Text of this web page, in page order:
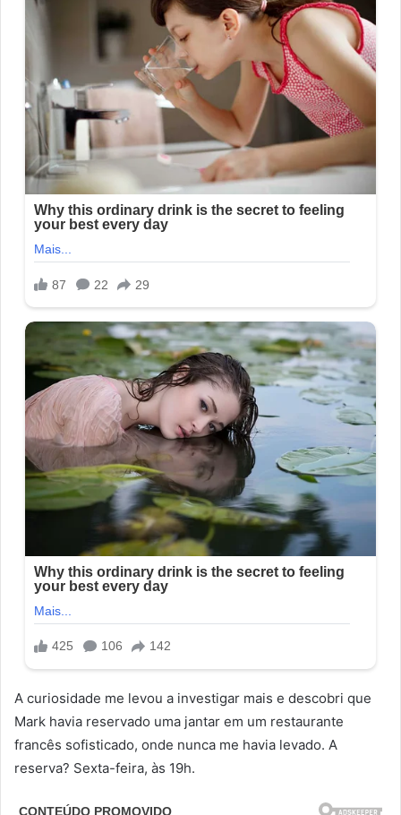
A curiosidade me levou a investigar mais e descobri que
Mark havia reservado uma jantar em um restaurante
francês sofisticado, onde nunca me havia levado. A
reserva? Sexta-feira, às 19h.